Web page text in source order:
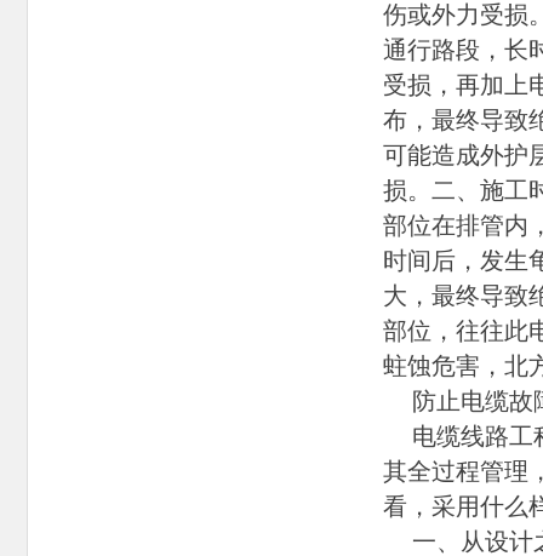
伤或外力受损
通行路段，长
受损，再加上
布，最终导致
可能造成外护
损。二、施工
部位在排管内
时间后，发生
大，最终导致
部位，往往此
蛀蚀危害，北
防止电缆故
电缆线路工
其全过程管理
看，采用什么
一、从设计